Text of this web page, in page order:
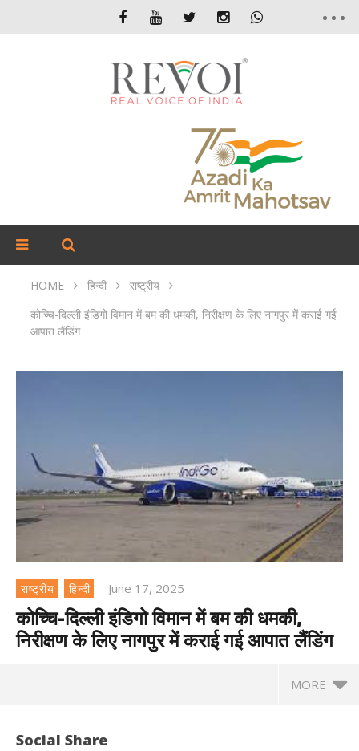
HOME हिन्दी
राष्ट्रीय
कोच्चि-दिल्ली इंडिगो विमान में बम की धमकी, निरीक्षण के लिए नागपुर में कराई गई
आपात लैंडिंग
राष्ट्रीय हिन्दी June 17, 2025
कोच्चि-दिल्ली इंडिगो विमान में बम की धमकी,
निरीक्षण के लिए नागपुर में कराई गई आपात लैंडिंग
MORE
Social Share